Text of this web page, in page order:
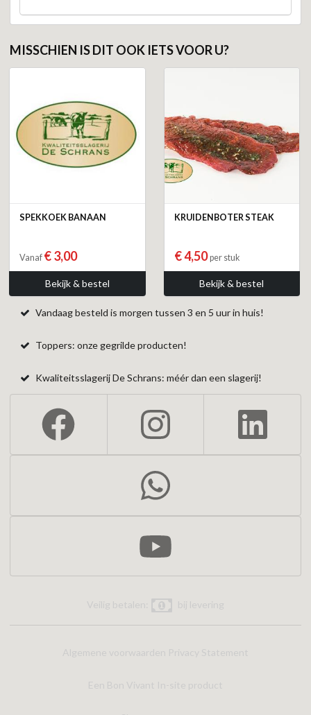
MISSCHIEN IS DIT OOK IETS VOOR U?
SPEKKOEK BANAAN
Vanaf € 3,00
Bekijk & bestel
KRUIDENBOTER STEAK
€ 4,50per stuk
Bekijk & bestel
Vandaag besteld is morgen tussen 3 en 5 uur in huis!
Toppers: onze gegrilde producten!
Kwaliteitsslagerij De Schrans: méér dan een slagerij!